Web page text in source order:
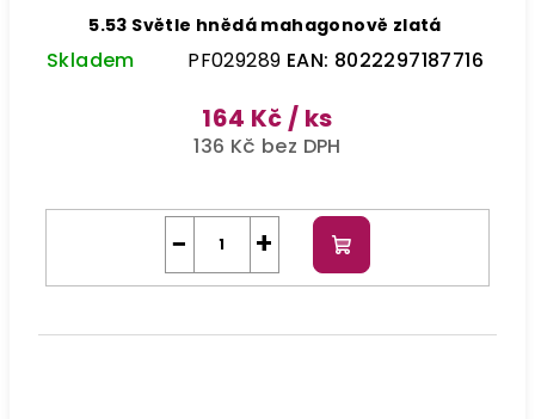
5.53 Světle hnědá mahagonově zlatá
Skladem PF029289 EAN: 8022297187716
164 Kč / ks
136 Kč bez DPH
+
− Do
košíku